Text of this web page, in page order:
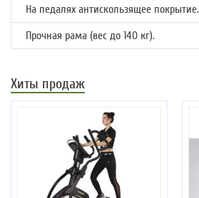
На педалях антискользящее покрытие.
Прочная рама (вес до 140 кг).
Хиты продаж